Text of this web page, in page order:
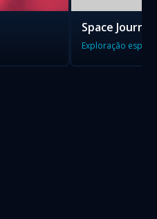
Space
Exploração